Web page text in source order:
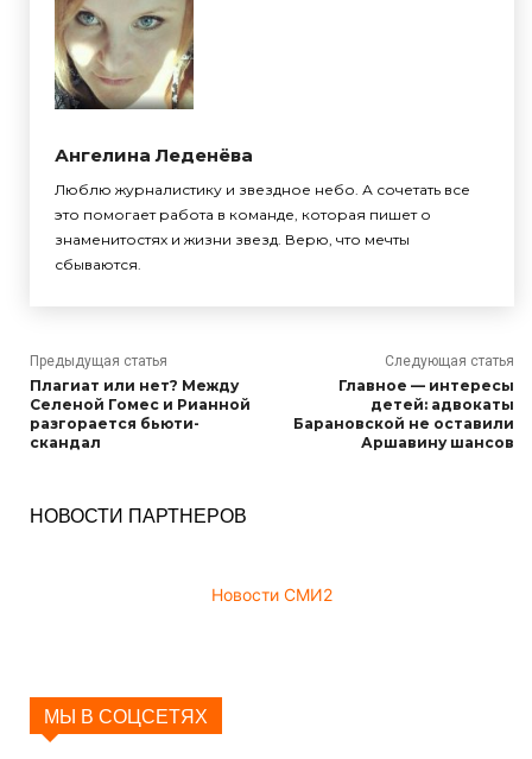
Ангелина Леденёва
Люблю журналистику и звездное небо. А сочетать все
это помогает работа в команде, которая пишет о
знаменитостях и жизни звезд. Верю, что мечты
сбываются.
Предыдущая статья
Плагиат или нет? Между
Селеной Гомес и Рианной
разгорается бьюти-
скандал
Следующая статья
Главное — интересы
детей: адвокаты
Барановской не оставили
Аршавину шансов
НОВОСТИ ПАРТНЕРОВ
Новости СМИ2
МЫ В СОЦСЕТЯХ